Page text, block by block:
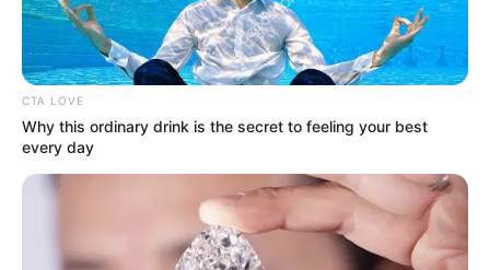
CTA LOVE
Why this ordinary drink is the secret to feeling your best
every day